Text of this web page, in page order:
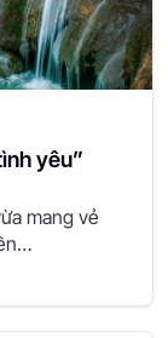
yêu”
mang vẻ